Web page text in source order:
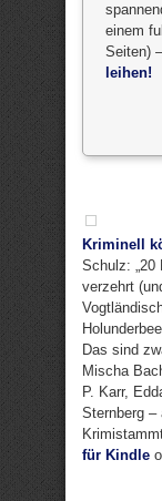
einem
Seiten)
leihen!
Kriminell
Schulz: „20
verzehrt
Das sind
Mischa
P. Karr,
Sternberg –
für Kindle